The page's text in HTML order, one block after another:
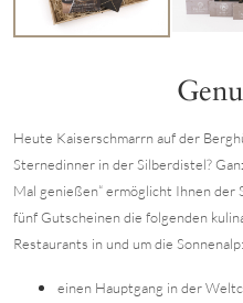
Heute Kaiserschmarrn auf der
Sternedinner in der Silberdistel?
Mal genießen“ ermöglicht Ihnen der
fünf Gutscheinen die folgenden
Restaurants in und um die Sonnenalp:
einen Hauptgang in der